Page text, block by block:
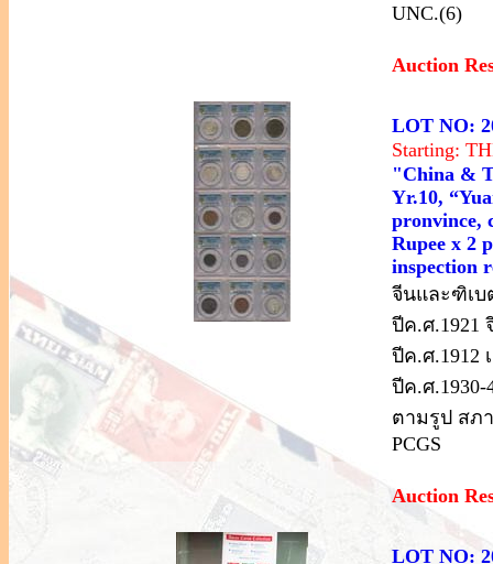
UNC.(6)
Auction
LOT NO:
Starting:
"China &
Yr.10,
pronvince,
Rupee x 2
inspection
จีนและฑิเบ
ปีค.ศ.1921
ปีค.ศ.1912
ปีค.ศ
ตามรูป สภ
PCGS
Auction
LOT NO: